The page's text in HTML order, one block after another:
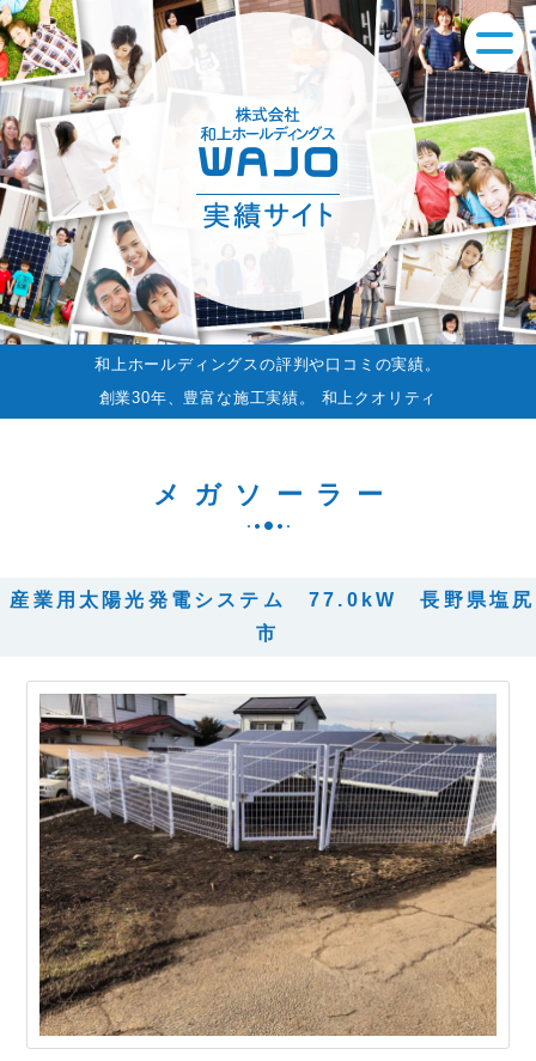
和上ホールディングスの評判や口コミの実績。
創業30年、豊富な施工実績。 和上クオリティ
メガソーラー
産業用太陽光発電システム 77.0kW 長野県塩尻
市